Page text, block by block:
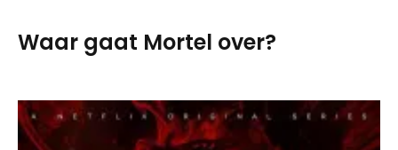
Waar gaat Mortel over?